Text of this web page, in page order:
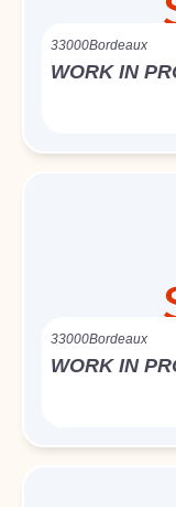
33000Bordeaux
WORK IN
33000Bordeaux
WORK IN